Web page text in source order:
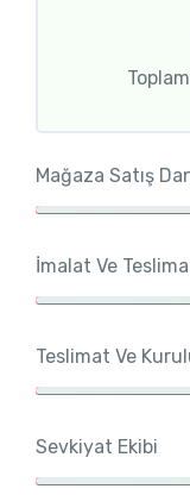
Toplam
Mağaza Satış
İmalat Ve
Teslimat Ve
Sevkiyat Ekibi